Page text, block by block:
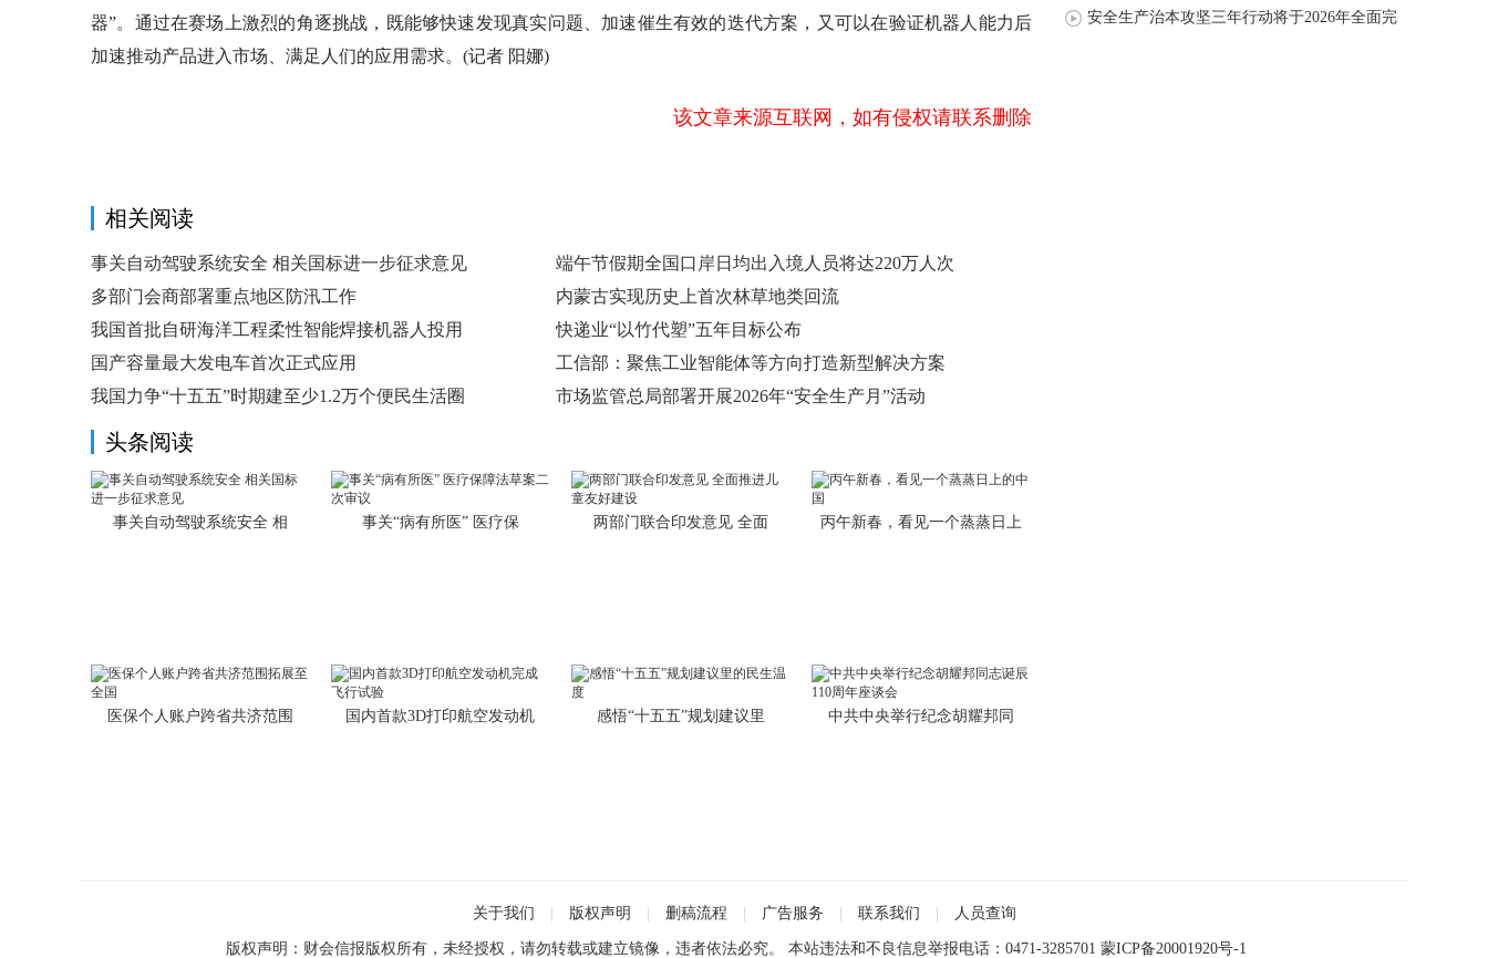
器”。通过在赛场上激烈的角逐挑战，既能够快速发现真实问题、加速催生有效的迭代方案，又可以在验证机器人能力后
加速推动产品进入市场、满足人们的应用需求。(记者 阳娜)
该文章来源互联网，如有侵权请联系删除
相关阅读
事关自动驾驶系统安全 相关国标进一步征求意见
端午节假期全国口岸日均出入境人员将达220万人次
多部门会商部署重点地区防汛工作
内蒙古实现历史上首次林草地类回流
我国首批自研海洋工程柔性智能焊接机器人投用
快递业“以竹代塑”五年目标公布
国产容量最大发电车首次正式应用
工信部：聚焦工业智能体等方向打造新型解决方案
我国力争“十五五”时期建至少1.2万个便民生活圈
市场监管总局部署开展2026年“安全生产月”活动
头条阅读
事关自动驾驶系统安全 相 事关“病有所医” 医疗保 两部门联合印发意见 全面 丙午新春，看见一个蒸蒸日上
医保个人账户跨省共济范围 国内首款3D打印航空发动机 感悟“十五五”规划建议里 中共中央举行纪念胡耀邦同
安全生产治本攻坚三年行动将于2026年全面完
关于我们 版权声明 删稿流程 广告服务 联系我们 人员查询
版权声明：财会信报版权所有，未经授权，请勿转载或建立镜像，违者依法必究。 本站违法和不良信息举报电话：0471-3285701 蒙ICP备20001920号-1